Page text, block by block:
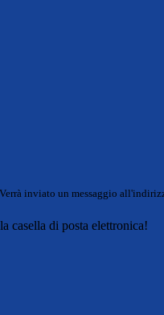
Verrà inviato un messaggio
casella di posta elettronica!